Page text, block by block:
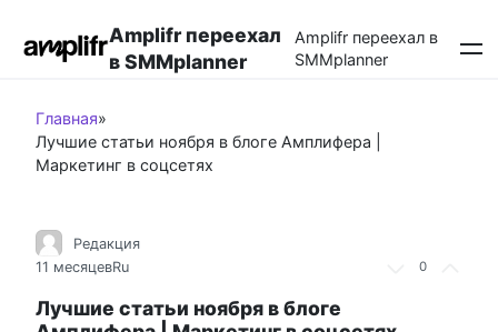
контенту
Amplifr переехал
в SMMplanner
Amplifr переехал в
SMMplanner
Главная»
Лучшие статьи ноября в блоге Амплифера |
Маркетинг в соцсетях
0
Редакция
11 месяцевRu
Лучшие статьи ноября в блоге